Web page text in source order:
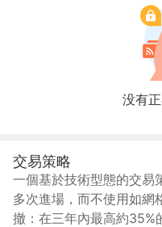
没有
交易策略
一個基於技術型態的交易
多次進場，而不使用如網
撤：在三年內最高約35%